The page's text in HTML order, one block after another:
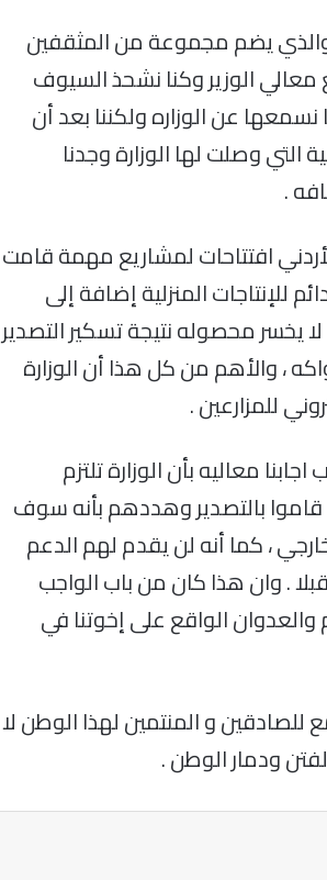
والذي يضم مجموعة من المثقفين
الوزير وكنا نشحذ السيوف
عن الوزاره ولكننا بعد أن
التي وصلت لها الوزارة وجدنا
.
افتتاحات لمشاريع مهمة قامت
للإنتاجات المنزلية إضافة إلى
يخسر محصوله نتيجة تسكير التصدير
، والأهم من كل هذا أن الوزارة
للمزارعين .
معاليه بأن الوزارة تلتزم
قاموا بالتصدير وهددهم بأنه سوف
، كما أنه لن يقدم لهم الدعم
. وان هذا كان من باب الواجب
الواقع على إخوتنا في
و المنتمين لهذا الوطن لا
ودمار الوطن .